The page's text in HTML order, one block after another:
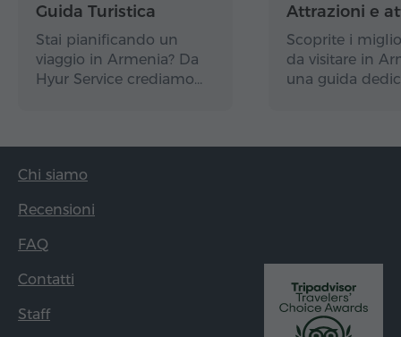
Guida Turistica
Stai pianificando un
viaggio in Armenia? Da
Hyur Service crediamo…
Attrazioni e
Scoprite i
da visitare in
una guida
Chi siamo
Recensioni
FAQ
Contatti
Staff